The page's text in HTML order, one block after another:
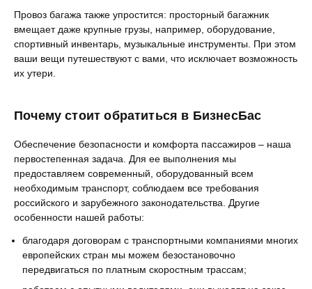
Провоз багажа также упростится: просторный багажник
вмещает даже крупные грузы, например, оборудование,
спортивный инвентарь, музыкальные инструменты. При этом
ваши вещи путешествуют с вами, что исключает возможность
их утери.
Почему стоит обратиться в БизнесБас
Обеспечение безопасности и комфорта пассажиров – наша
первостепенная задача. Для ее выполнения мы
предоставляем современный, оборудованный всем
необходимым транспорт, соблюдаем все требования
российского и зарубежного законодательства. Другие
особенности нашей работы:
благодаря договорам с транспортными компаниями многих
европейских стран мы можем безостановочно
передвигаться по платным скоростным трассам;